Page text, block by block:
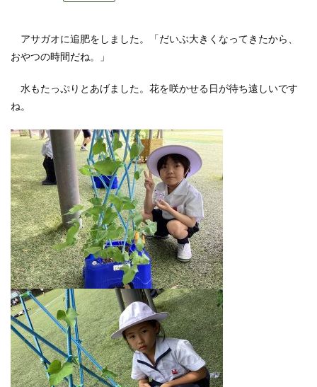
アサガオに追肥をしました。「だいぶ大きくなってきたから、
おやつの時間だね。」
水もたっぷりとあげました。花を咲かせる日が待ち遠しいです
ね。